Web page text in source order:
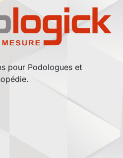
pour Podologues et